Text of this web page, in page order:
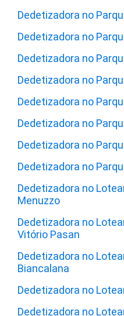
Dedetizadora no
Dedetizadora no
Dedetizadora no
Dedetizadora no
Dedetizadora no
Dedetizadora no
Dedetizadora no
Dedetizadora no
Dedetizadora no
Menuzzo
Dedetizadora no
Vitório Pasan
Dedetizadora no
Biancalana
Dedetizadora no
Dedetizadora no